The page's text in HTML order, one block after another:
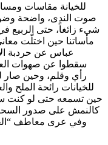
للخيانة مقاسات
صوت الندى، واضحة
شيء زائغاً، حتى الربيع
مأساتنا حين اختلّت
عباس عن حردبة
سقطوا عن صهوات
رأي وقلم، وحين صار
للخيانات رائحة
حين تسمعه حتى لو كنت
كالنمش على صدور
وفي عرى معاطف